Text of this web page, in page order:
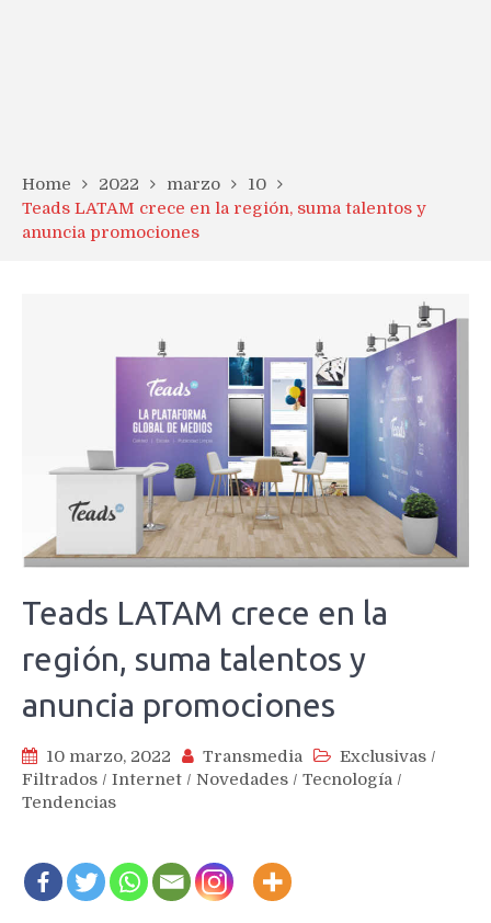
Home 2022 marzo
10
Teads LATAM crece en la región, suma talentos y
anuncia promociones
Teads LATAM crece en la
región, suma talentos y
anuncia promociones
10 marzo, 2022 Transmedia Exclusivas /
Filtrados / Internet / Novedades / Tecnología /
Tendencias